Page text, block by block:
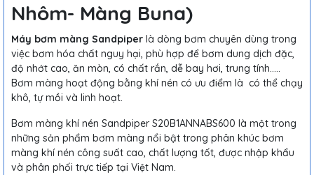
Nhôm- Màng Buna)
Máy bơm màng Sandpiper là dòng bơm chuyên dùng trong
việc bơm hóa chất nguy hại, phù hợp để bơm dung dịch đặc,
độ nhớt cao, ăn mòn, có chất rắn, dễ bay hơi, trung tính…..
Bơm màng hoạt động bằng khí nén có ưu điểm là có thể chạy
khô, tự mồi và linh hoạt.
Bơm màng khí nén Sandpiper S20B1ANNABS600 là một trong
những sản phẩm bơm màng nổi bật trong phân khúc bơm
màng khí nén công suất cao, chất lượng tốt, được nhập khẩu
và phân phối trực tiếp tại Việt Nam.